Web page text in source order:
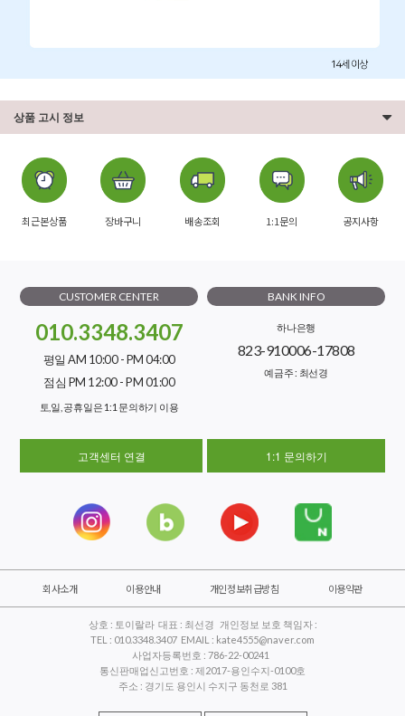
상품 고시 정보
최근본상품 장바구니 배송조회 1:1문의 공지사항
CUSTOMER CENTER
010.3348.3407
평일 AM 10:00 - PM 04:00
점심 PM 12:00 - PM 01:00
토,일, 공휴일은 1:1 문의하기 이용
BANK INFO
하나은행
823-910006-17808
예금주 : 최선경
고객센터 연결 1:1 문의하기
회사소개 이용안내 개인정보취급방침 이용약관
상호 : 토이랄라 대표 : 최선경 개인정보 보호 책임자 :
TEL : 010.3348.3407 EMAIL : kate4555@naver.com
사업자등록번호 : 786-22-00241
통신판매업신고번호 : 제2017-용인수지-0100호
주소 : 경기도 용인시 수지구 동천로 381